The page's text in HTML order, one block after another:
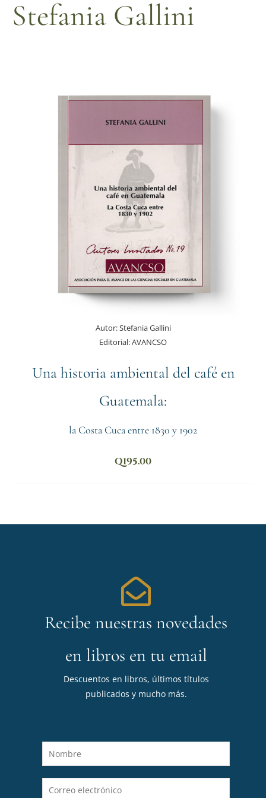
Stefania Gallini
Autor:Stefania Gallini
Editorial:AVANCSO
Una historia ambiental del café en
Guatemala:
la Costa Cuca entre 1830 y 1902
Q195.00
Recibe nuestras novedades
en libros en tu email
Descuentos en libros, últimos títulos
publicados y mucho más.
o
m